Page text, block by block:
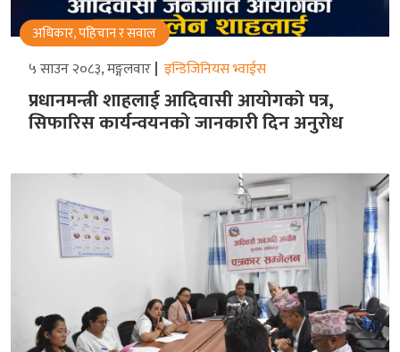
अधिकार, पहिचान र सवाल
५ साउन २०८३, मङ्गलवार इन्डिजिनियस भ्वाईस
प्रधानमन्त्री शाहलाई आदिवासी आयोगको पत्र,
सिफारिस कार्यन्वयनको जानकारी दिन अनुरोध